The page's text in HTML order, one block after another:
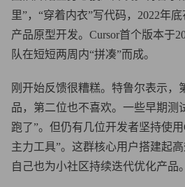
里”，“穿着内衣”写代码，2022年
产品原型开发。Cursor首个版本于
队在短短两周内“拼凑”而成。
刚开始反馈很糟糕。特鲁尔表示，
品，第二位也不喜欢。一些早期测
跑了”。但仍有几位开发者坚持使
主力工具”。这群核心用户搭建起
自己也为小社区持续迭代优化产品。